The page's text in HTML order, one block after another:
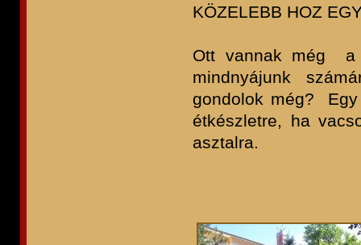
KÖZELEBB HOZ
Ott vannak még a
mindnyájunk
gondolok még?
étkészletre, ha
asztalra.